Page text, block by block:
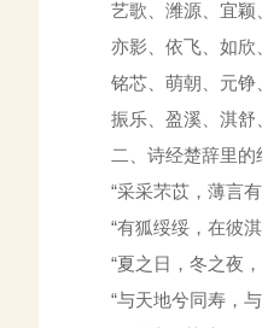
艺歌、潍源、宜颖
亦影、依飞、如欣
铭芯、萌朝、元铮
振乐、盈溪、淇舒
二、诗经楚辞里的
“采采芣苡，薄言
“有狐绥绥，在彼淇
“夏之日，冬之夜，
“与天地兮同寿，